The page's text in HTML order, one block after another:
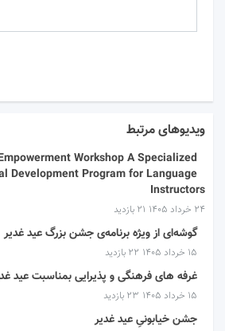
ویدیوهای مرتبط
Workshop A Specialized
Development Program for Language
Instructors
۲۴ خرداد ۱۴۰۵ 21 بازدید
گوشه‌ای از ویژه برنامه‌ی جشن بزرگ عید غدیر
۱۵ خرداد ۱۴۰۵ 22 بازدید
غرفه های فرهنگی و پذیرایی بمناسبت عید
۱۵ خرداد ۱۴۰۵ 23 بازدید
جشن خیابونیِ عید غدیر